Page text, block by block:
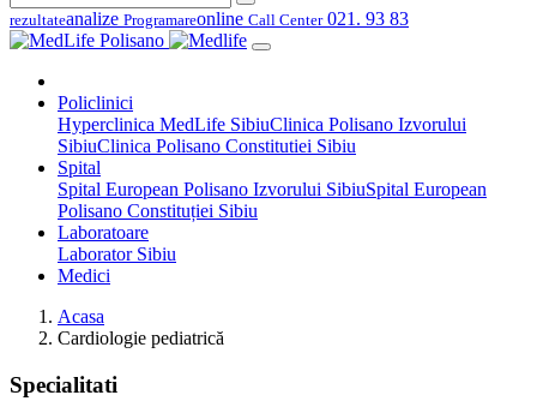
rezultateanalize Programareonline Call Center021. 93 83
Policlinici
Hyperclinica MedLife SibiuClinica Polisano Izvorului
SibiuClinica Polisano Constitutiei Sibiu
Spital
Spital European Polisano Izvorului SibiuSpital European
Polisano Constituției Sibiu
Laboratoare
Laborator Sibiu
Medici
Acasa
Cardiologie pediatrică
Specialitati